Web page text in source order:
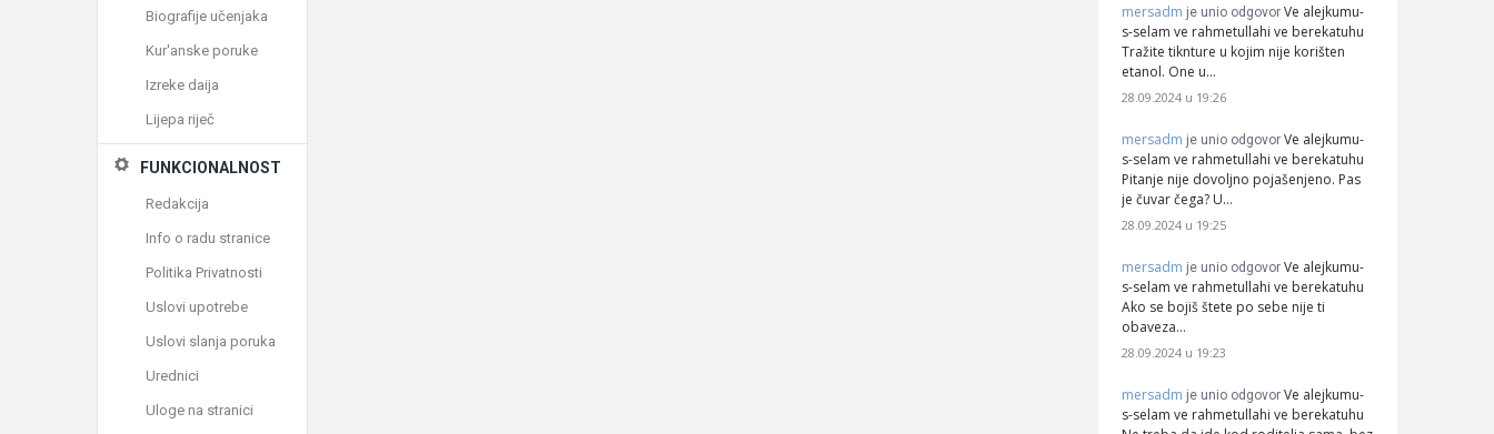
mersadm je unio odgovor Ve alejkumu-
s-selam ve rahmetullahi ve berekatuhu
Tražite tiknture u kojim nije korišten
etanol. One u…
28.09.2024 u 19:26
mersadm je unio odgovor Ve alejkumu-
s-selam ve rahmetullahi ve berekatuhu
Pitanje nije dovoljno pojašenjeno. Pas
je čuvar čega? U…
28.09.2024 u 19:25
mersadm je unio odgovor Ve alejkumu-
s-selam ve rahmetullahi ve berekatuhu
Ako se bojiš štete po sebe nije ti
obaveza…
28.09.2024 u 19:23
mersadm je unio odgovor Ve alejkumu-
s-selam ve rahmetullahi ve berekatuhu
Biografije učenjaka
Kur'anske poruke
Izreke daija
Lijepa riječ
FUNKCIONALNOST
Redakcija
Info o radu stranice
Politika Privatnosti
Uslovi upotrebe
Uslovi slanja poruka
Urednici
Uloge na stranici